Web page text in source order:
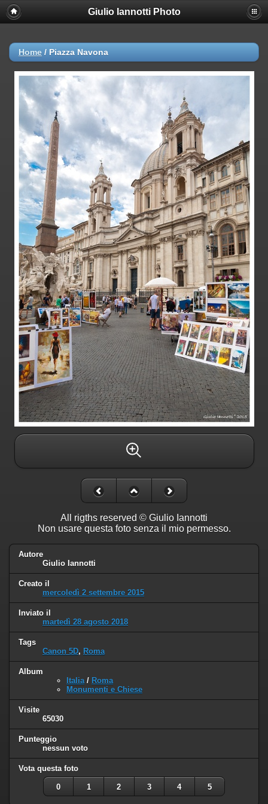
Giulio Iannotti Photo
Home / Piazza Navona
All rigths reserved © Giulio Iannotti
Non usare questa foto senza il mio permesso.
Autore
Giulio Iannotti
Creato il
mercoledì 2 settembre 2015
Inviato il
martedì 28 agosto 2018
Tags
Canon 5D, Roma
Album
Italia / Roma
Monumenti e Chiese
Visite
65030
Punteggio
nessun voto
Vota questa foto
0 1 2 3 4 5